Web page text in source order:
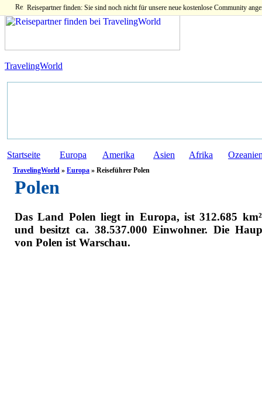
Reisepartner finden: Sie sind noch nicht für unsere neue kostenlose Community
TravelingWorld
Startseite Europa Amerika Asien Afrika
TravelingWorld » Europa » Reiseführer Polen
Polen
Das Land Polen liegt in Europa, ist 312.685
und besitzt ca. 38.537.000 Einwohner. Die
von Polen ist Warschau.